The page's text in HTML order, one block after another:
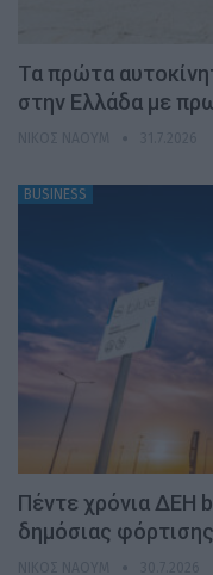
Τα πρώτα
στην Ελλάδα με
BUSINESS
Πέντε χρόνια ΔΕΗ
δημόσιας